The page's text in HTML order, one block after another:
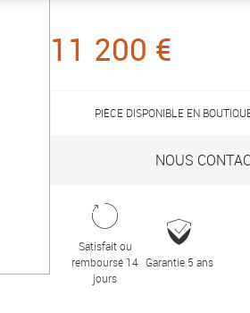
11 200 €
PIÈCE DISPONIBLE EN
NOUS
Satisfait ou
remboursé 14
jours
Garantie 5 ans